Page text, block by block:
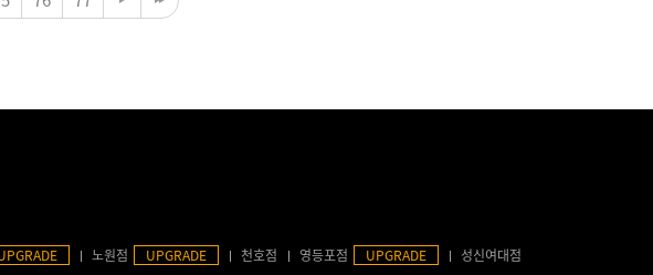
노원점 UPGRADE 천호점 영등포점 UPGRADE 성신여대점